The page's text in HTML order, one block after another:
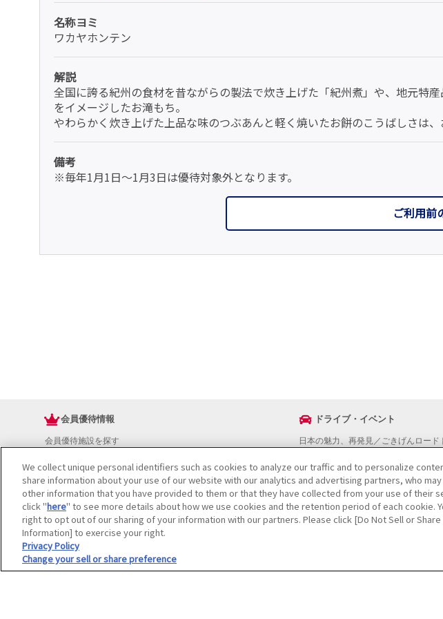
名称ヨミ
ワカヤホンテン
解説
全国に誇る紀州の食材を昔ながらの製法で炊き上げた「紀州煮」や、地元特
をイメージしたお滝もち。
やわらかく炊き上げた上品な味のつぶあんと軽く焼いたお餅のこうばしさは、
備考
※毎年1月1日～1月3日は優待対象外となります。
ご利用前
会員優待情報
会員優待施設を探す
新規優待施設
海外で使える会員優待サービス
JAFプレミアムサービス
JAFライフサポート
JAF Mate
冊子JAF Mate・JAF PLUS
ドライブ・イベント
日本の魅力、再発見／ごきげんロード
おでかけスポットを探す
ドライブコースを探す
イベントを探す
地図から探す
We collect unique personal identifiers such as cookies to analyze our traffic and to personalize
share information about your use of our website with our analytics and advertising partners, who
other information that you have provided to them or that they have collected from your use of their
click "here" to see more details about how we use cookies and the retention period of each cookie.
right to opt out of our sharing of your information with our partners. Please click [Do Not Sell or Share
Information] to exercise your right.
Privacy Policy
Change your sell or share preference